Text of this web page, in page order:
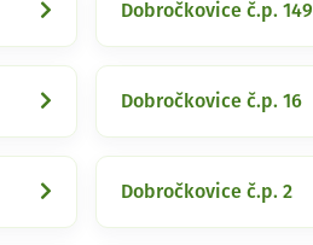
Dobročkovice č.p. 149
Dobročkovice č.p. 16
Dobročkovice č.p. 2